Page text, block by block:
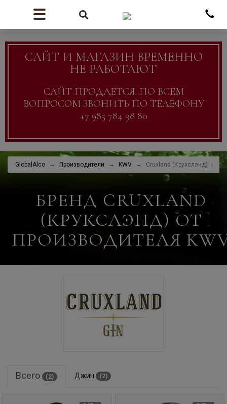
САЙТ И МАГАЗИН ВРЕМЕННО
НЕ РАБОТАЮТ
САЙТ ПРОДАЕТСЯ. ПО ВСЕМ
ВОПРОСОМ ЗВОНИТЬ ПО ТЕЛЕФОНУ
+7 985 784 98 80
GlobalAlco Производители KWV Cruxland (Крукслэнд)
БРЕНД CRUXLAND
(КРУКСЛЭНД) ОТ
ПРОИЗВОДИТЕЛЯ
Всего (2) Джин (2)